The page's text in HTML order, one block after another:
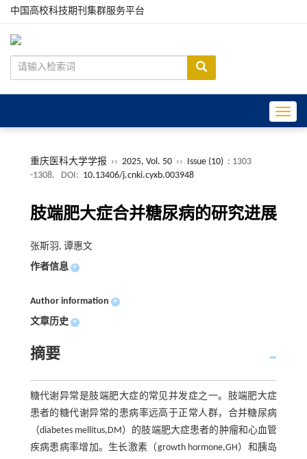
中国高校科技期刊集群服务平台
重庆医科大学学报 ›› 2025, Vol. 50 ›› Issue (10) : 1303
-1308.
DOI: 10.13406/j.cnki.cyxb.003948
肢端肥大症合并糖尿病的研究进展
张斯羽, 谭惠文
作者信息 +
Author information +
文章历史 +
摘要
糖代谢异常是肢端肥大症的常见并发症之一。肢端肥大症
患者的糖代谢异常的患病率远高于正常人群，合并糖尿病
（diabetes mellitus,DM）的肢端肥大症患者的肿瘤和心血管
疾病患病率增加。生长激素（growth hormone,GH）和胰岛